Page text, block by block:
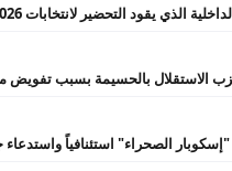
الاستقلال بالحسيمة بسبب تفويض
الصحراء" استئنافياً واستدعاء